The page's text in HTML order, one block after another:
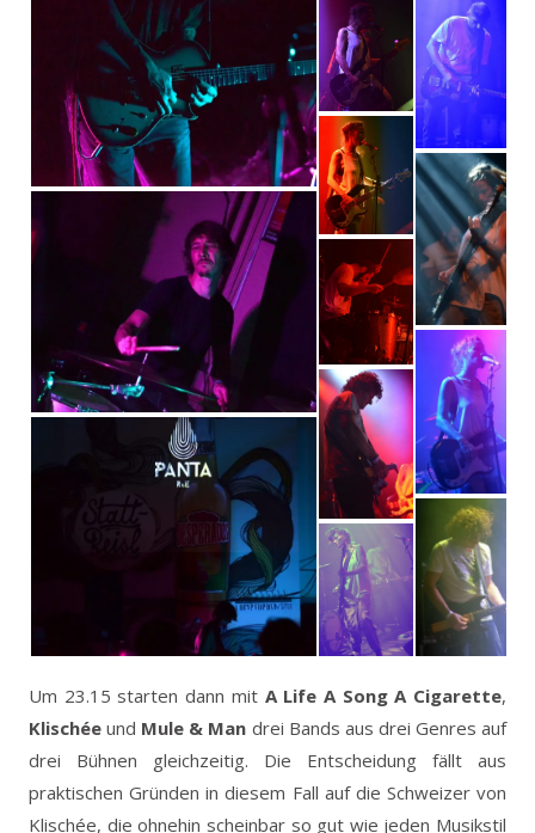
Um 23.15 starten dann mit A Life A Song A Cigarette,
Klischée und Mule & Man drei Bands aus drei Genres auf
drei Bühnen gleichzeitig. Die Entscheidung fällt aus
praktischen Gründen in diesem Fall auf die Schweizer von
Klischée, die ohnehin scheinbar so gut wie jeden Musikstil